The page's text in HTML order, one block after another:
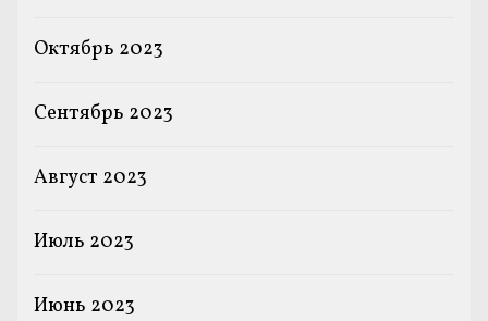
Октябрь 2023
Сентябрь 2023
Август 2023
Июль 2023
Июнь 2023